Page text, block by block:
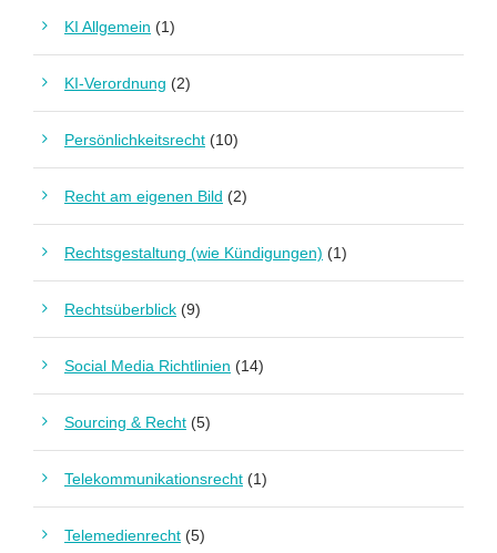
KI Allgemein (1)
KI-Verordnung (2)
Persönlichkeitsrecht (10)
Recht am eigenen Bild (2)
Rechtsgestaltung (wie Kündigungen) (1)
Rechtsüberblick (9)
Social Media Richtlinien (14)
Sourcing & Recht (5)
Telekommunikationsrecht (1)
Telemedienrecht (5)